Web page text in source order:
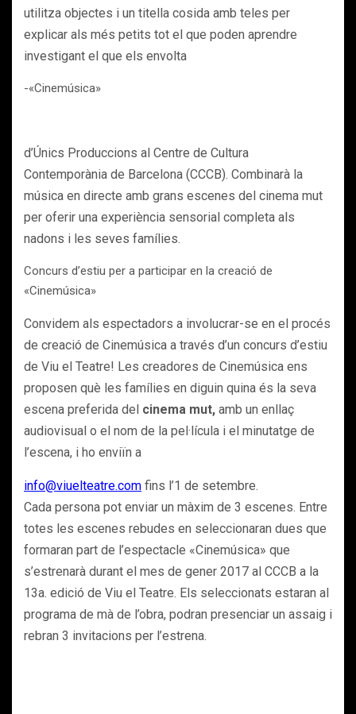
utilitza objectes i un titella cosida amb teles per
explicar als més petits tot el que poden aprendre
investigant el que els envolta
-«Cinemúsica»
d’Únics Produccions al Centre de Cultura
Contemporània de Barcelona (CCCB). Combinarà la
música en directe amb grans escenes del cinema mut
per oferir una experiència sensorial completa als
nadons i les seves famílies.
Concurs d’estiu per a participar en la creació de
«Cinemúsica»
Convidem als espectadors a involucrar-se en el procés
de creació de Cinemúsica a través d’un concurs d’estiu
de Viu el Teatre! Les creadores de Cinemúsica ens
proposen què les famílies en diguin quina és la seva
escena preferida del cinema mut, amb un enllaç
audiovisual o el nom de la pel·lícula i el minutatge de
l’escena, i ho enviïn a
info@viuelteatre.com fins l’1 de setembre.
Cada persona pot enviar un màxim de 3 escenes. Entre
totes les escenes rebudes en seleccionaran dues que
formaran part de l’espectacle «Cinemúsica» que
s’estrenarà durant el mes de gener 2017 al CCCB a la
13a. edició de Viu el Teatre. Els seleccionats estaran al
programa de mà de l’obra, podran presenciar un assaig i
rebran 3 invitacions per l’estrena.